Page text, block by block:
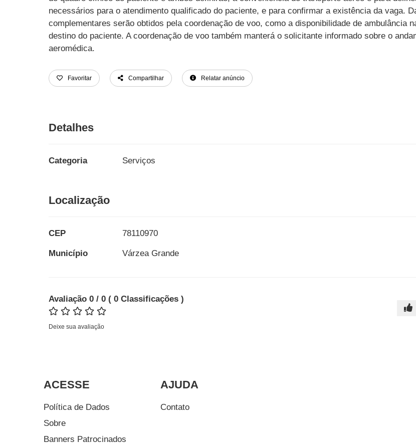
necessários para o atendimento qualificado do paciente, e para confirmar a existência da vaga.
complementares serão obtidos pela coordenação de voo, como a disponibilidade de ambulância
destino do paciente. A coordenação de voo também manterá o solicitante informado sobre o
aeromédica.
Favoritar Compartilhar Relatar anúncio
Detalhes
Categoria Serviços
Localização
CEP 78110970
Município Várzea Grande
Avaliação 0 / 0 ( 0 Classificações )
Deixe sua avaliação
ACESSE
Política de Dados
Sobre
Banners Patrocinados
AJUDA
Contato